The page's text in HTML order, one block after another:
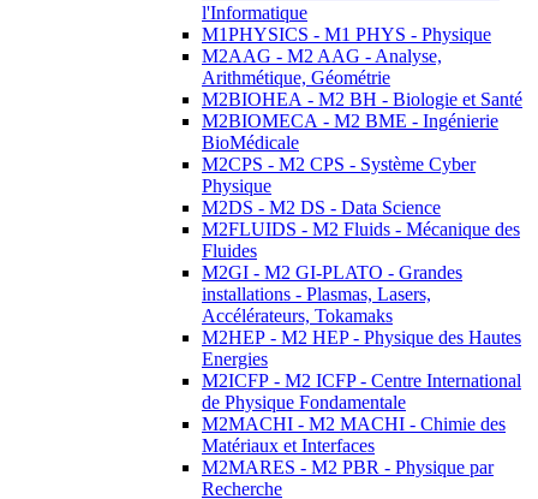
l'Informatique
M1PHYSICS - M1 PHYS - Physique
M2AAG - M2 AAG - Analyse,
Arithmétique, Géométrie
M2BIOHEA - M2 BH - Biologie et Santé
M2BIOMECA - M2 BME - Ingénierie
BioMédicale
M2CPS - M2 CPS - Système Cyber
Physique
M2DS - M2 DS - Data Science
M2FLUIDS - M2 Fluids - Mécanique des
Fluides
M2GI - M2 GI-PLATO - Grandes
installations - Plasmas, Lasers,
Accélérateurs, Tokamaks
M2HEP - M2 HEP - Physique des Hautes
Energies
M2ICFP - M2 ICFP - Centre International
de Physique Fondamentale
M2MACHI - M2 MACHI - Chimie des
Matériaux et Interfaces
M2MARES - M2 PBR - Physique par
Recherche